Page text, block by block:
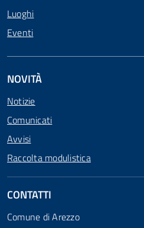
Luoghi
Eventi
NOVITÀ
Notizie
Comunicati
Avvisi
Raccolta modulistica
CONTATTI
Comune di Arezzo